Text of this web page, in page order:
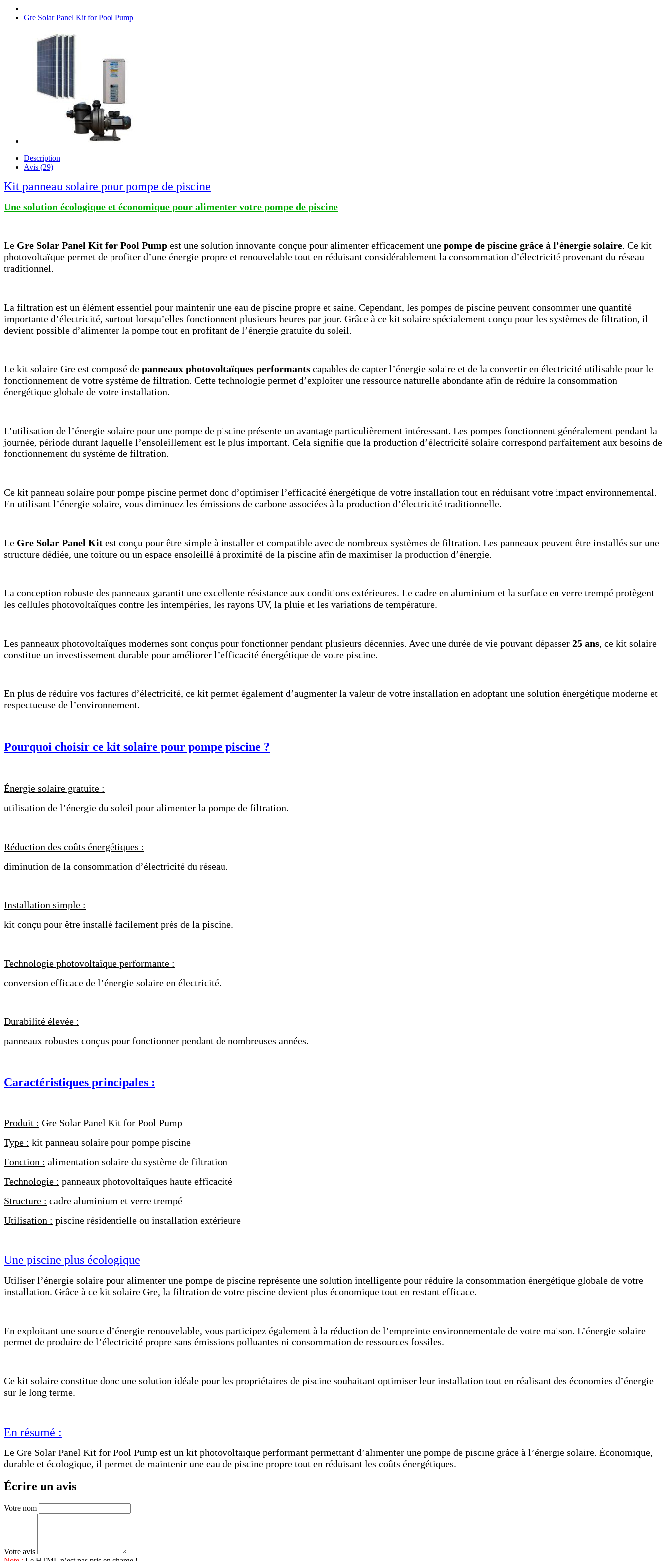
Gre Solar Panel Kit for Pool Pump
Description
Avis (29)
Kit panneau solaire pour pompe de piscine
Une solution écologique et économique pour alimenter votre pompe de piscine
Le Gre Solar Panel Kit for Pool Pump est une solution innovante conçue pour alimenter efficacement une pompe de piscine grâce à l’énergie solaire. Ce kit
photovoltaïque permet de profiter d’une énergie propre et renouvelable tout en réduisant considérablement la consommation d’électricité provenant du réseau
traditionnel.
La filtration est un élément essentiel pour maintenir une eau de piscine propre et saine. Cependant, les pompes de piscine peuvent consommer une quantité
importante d’électricité, surtout lorsqu’elles fonctionnent plusieurs heures par jour. Grâce à ce kit solaire spécialement conçu pour les systèmes de filtration, il
devient possible d’alimenter la pompe tout en profitant de l’énergie gratuite du soleil.
Le kit solaire Gre est composé de panneaux photovoltaïques performants capables de capter l’énergie solaire et de la convertir en électricité utilisable pour le
fonctionnement de votre système de filtration. Cette technologie permet d’exploiter une ressource naturelle abondante afin de réduire la consommation
énergétique globale de votre installation.
L’utilisation de l’énergie solaire pour une pompe de piscine présente un avantage particulièrement intéressant. Les pompes fonctionnent généralement pendant la
journée, période durant laquelle l’ensoleillement est le plus important. Cela signifie que la production d’électricité solaire correspond parfaitement aux besoins de
fonctionnement du système de filtration.
Ce kit panneau solaire pour pompe piscine permet donc d’optimiser l’efficacité énergétique de votre installation tout en réduisant votre impact environnemental.
En utilisant l’énergie solaire, vous diminuez les émissions de carbone associées à la production d’électricité traditionnelle.
Le Gre Solar Panel Kit est conçu pour être simple à installer et compatible avec de nombreux systèmes de filtration. Les panneaux peuvent être installés sur une
structure dédiée, une toiture ou un espace ensoleillé à proximité de la piscine afin de maximiser la production d’énergie.
La conception robuste des panneaux garantit une excellente résistance aux conditions extérieures. Le cadre en aluminium et la surface en verre trempé protègent
les cellules photovoltaïques contre les intempéries, les rayons UV, la pluie et les variations de température.
Les panneaux photovoltaïques modernes sont conçus pour fonctionner pendant plusieurs décennies. Avec une durée de vie pouvant dépasser 25 ans, ce kit solaire
constitue un investissement durable pour améliorer l’efficacité énergétique de votre piscine.
En plus de réduire vos factures d’électricité, ce kit permet également d’augmenter la valeur de votre installation en adoptant une solution énergétique moderne et
respectueuse de l’environnement.
Pourquoi choisir ce kit solaire pour pompe piscine ?
Énergie solaire gratuite :
utilisation de l’énergie du soleil pour alimenter la pompe de filtration.
Réduction des coûts énergétiques :
diminution de la consommation d’électricité du réseau.
Installation simple :
kit conçu pour être installé facilement près de la piscine.
Technologie photovoltaïque performante :
conversion efficace de l’énergie solaire en électricité.
Durabilité élevée :
panneaux robustes conçus pour fonctionner pendant de nombreuses années.
Caractéristiques principales :
Produit : Gre Solar Panel Kit for Pool Pump
Type : kit panneau solaire pour pompe piscine
Fonction : alimentation solaire du système de filtration
Technologie : panneaux photovoltaïques haute efficacité
Structure : cadre aluminium et verre trempé
Utilisation : piscine résidentielle ou installation extérieure
Une piscine plus écologique
Utiliser l’énergie solaire pour alimenter une pompe de piscine représente une solution intelligente pour réduire la consommation énergétique globale de votre
installation. Grâce à ce kit solaire Gre, la filtration de votre piscine devient plus économique tout en restant efficace.
En exploitant une source d’énergie renouvelable, vous participez également à la réduction de l’empreinte environnementale de votre maison. L’énergie solaire
permet de produire de l’électricité propre sans émissions polluantes ni consommation de ressources fossiles.
Ce kit solaire constitue donc une solution idéale pour les propriétaires de piscine souhaitant optimiser leur installation tout en réalisant des économies d’énergie
sur le long terme.
En résumé :
Le Gre Solar Panel Kit for Pool Pump est un kit photovoltaïque performant permettant d’alimenter une pompe de piscine grâce à l’énergie solaire. Économique,
durable et écologique, il permet de maintenir une eau de piscine propre tout en réduisant les coûts énergétiques.
Écrire un avis
Votre nom
Votre avis